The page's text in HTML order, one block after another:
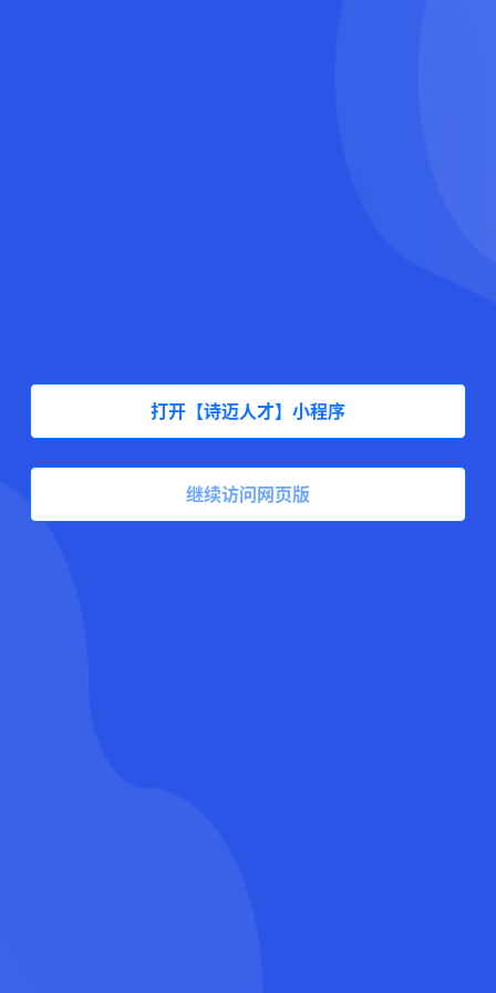
打开【诗迈人才】小程序
继续访问网页版